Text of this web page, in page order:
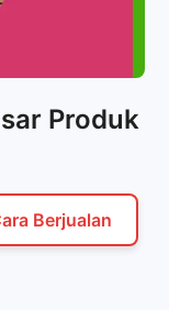
Produk
Berjualan